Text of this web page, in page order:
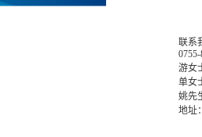
联系
游女
单女
姚先
地址